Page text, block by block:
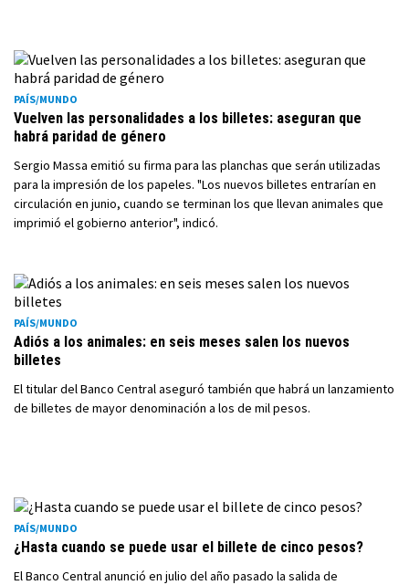
PAÍS/MUNDO
Vuelven las personalidades a los billetes: aseguran que
habrá paridad de género
Sergio Massa emitió su firma para las planchas que serán utilizadas
para la impresión de los papeles. "Los nuevos billetes entrarían en
circulación en junio, cuando se terminan los que llevan animales que
imprimió el gobierno anterior", indicó.
PAÍS/MUNDO
Adiós a los animales: en seis meses salen los nuevos
billetes
El titular del Banco Central aseguró también que habrá un lanzamiento
de billetes de mayor denominación a los de mil pesos.
PAÍS/MUNDO
¿Hasta cuando se puede usar el billete de cinco pesos?
El Banco Central anunció en julio del año pasado la salida de